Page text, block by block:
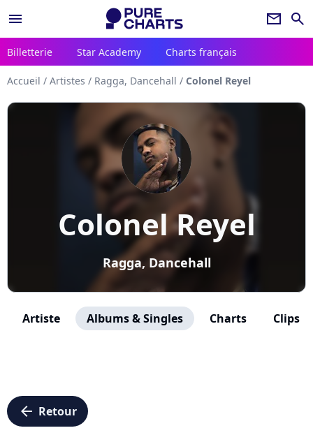
menu newsletter search
Billetterie Star Academy Charts français
Accueil / Artistes / Ragga, Dancehall / Colonel Reyel
Colonel Reyel
Ragga, Dancehall
Artiste Albums & Singles Charts Clips
arrow_left Retour